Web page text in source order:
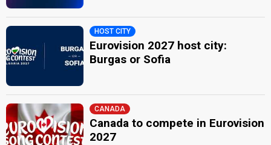
HOST CITY
Eurovision 2027 host city:
Burgas or Sofia
CANADA
Canada to compete in Eurovision
2027